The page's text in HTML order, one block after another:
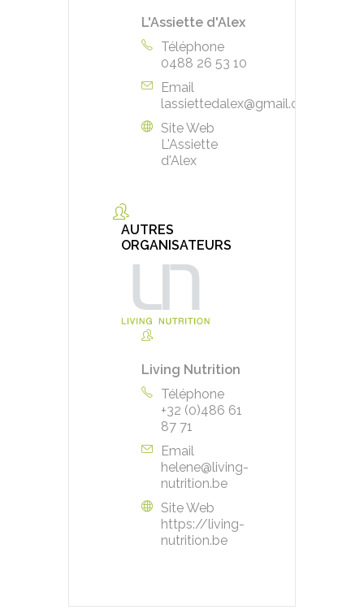
L'Assiette d'Alex
Téléphone
0488 26 53 10
Email
lassiettedalex@gmail.com
Site Web
L'Assiette
d'Alex
AUTRES
ORGANISATEURS
Living Nutrition
Téléphone
+32 (0)486 61
87 71
Email
helene@living-
nutrition.be
Site Web
https://living-
nutrition.be